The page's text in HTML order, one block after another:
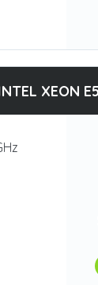
XEON